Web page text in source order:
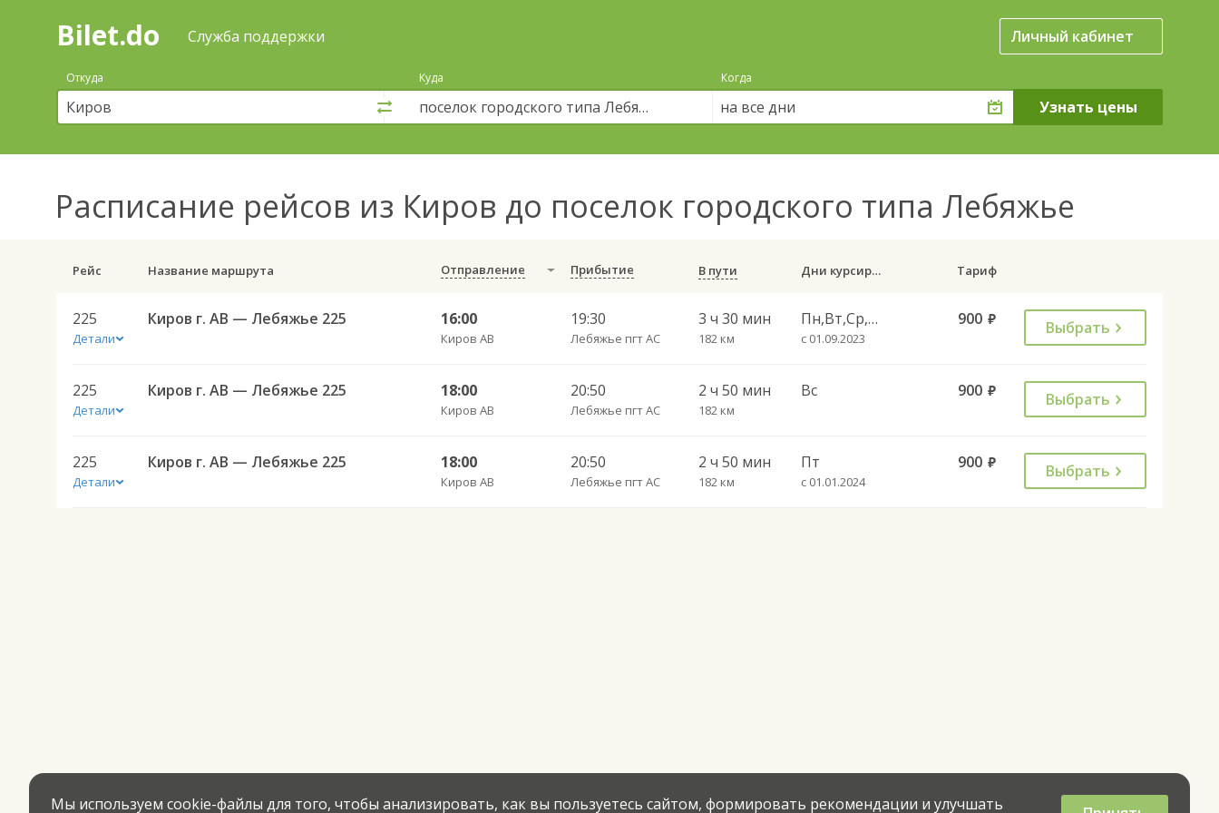
Поиск
покупка
билетов
автобус
онлайн
Bilet.do Служба поддержки Личный кабинет
Откуда Куда Когда
на все дни
Расписание рейсов из Киров до поселок городского типа Лебяжье
Рейс Название маршрута Отправление Прибытие В пути Дни курсирования Тариф
225
Детали
Киров г. АВ — Лебяжье 225 16:00
Киров АВ
19:30
Лебяжье пгт АС
3 ч 30 мин
182 км
Пн,Вт,Ср,Чт
с 01.09.2023
900 руб. Выбрать
225
Детали
Киров г. АВ — Лебяжье 225 18:00
Киров АВ
20:50
Лебяжье пгт АС
2 ч 50 мин
182 км
Вс 900 руб. Выбрать
225
Детали
Киров г. АВ — Лебяжье 225 18:00
Киров АВ
20:50
Лебяжье пгт АС
2 ч 50 мин
182 км
Пт
с 01.01.2024
900 руб. Выбрать
Мы используем cookie-файлы для того, чтобы анализировать, как вы пользуетесь сайтом, формировать рекомендации и улучшать